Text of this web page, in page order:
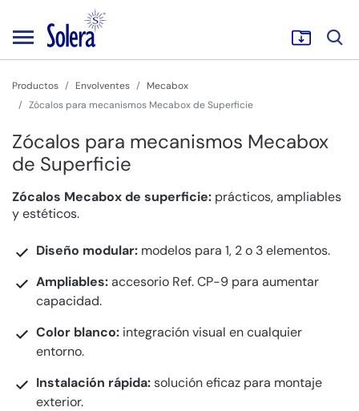
Productos Envolventes
Mecabox
Zócalos para mecanismos Mecabox de Superficie
Zócalos para mecanismos Mecabox
de Superficie
Zócalos Mecabox de superficie: prácticos, ampliables
y estéticos.
Diseño modular: modelos para 1, 2 o 3 elementos.
Ampliables:accesorio Ref. CP-9 para aumentar
capacidad.
Color blanco: integración visual en cualquier
entorno.
Instalación rápida:solución eficaz para montaje
exterior.